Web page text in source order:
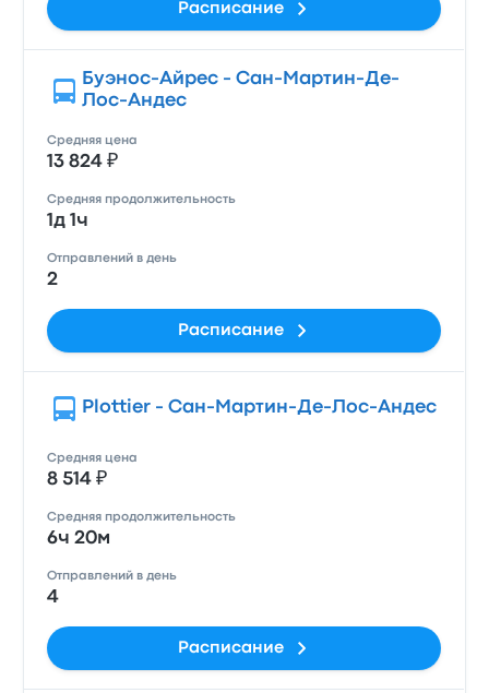
Расписание
Буэнос-Айрес - Сан-Мартин-Де-
Лос-Андес
Средняя цена
13 824 ₽
Средняя продолжительность
1д 1ч
Отправлений в день
2
Расписание
Plottier - Сан-Мартин-Де-Лос-Андес
Средняя цена
8 514 ₽
Средняя продолжительность
6ч 20м
Отправлений в день
4
Расписание